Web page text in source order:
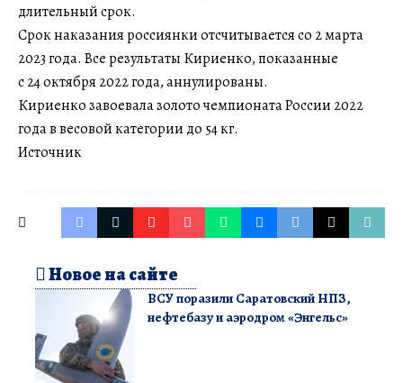
длительный срок.
Срок наказания россиянки отсчитывается со 2 марта
2023 года. Все результаты Кириенко, показанные
с 24 октября 2022 года, аннулированы.
Кириенко завоевала золото чемпионата России 2022
года в весовой категории до 54 кг.
Источник
Новое на сайте
ВСУ поразили Саратовский НПЗ,
нефтебазу и аэродром «Энгельс»